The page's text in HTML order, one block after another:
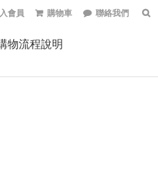
會員 購物車 聯絡我們
物流程說明